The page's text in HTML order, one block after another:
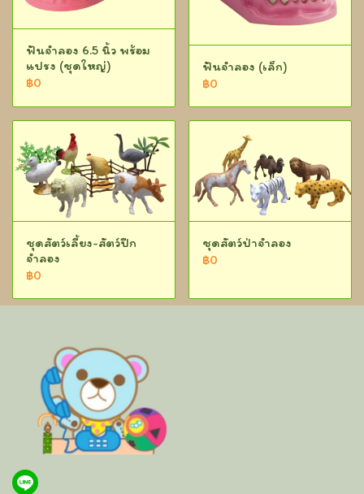
ฟันจำลอง 6.5 นิ้ว พร้อม
แปรง (ชุดใหญ่)
฿0
ฟันจำลอง (เล็ก)
฿0
ชุดสัตว์เลี้ยง-สัตว์ปีก
จำลอง
฿0
ชุดสัตว์ป่าจำลอง
฿0